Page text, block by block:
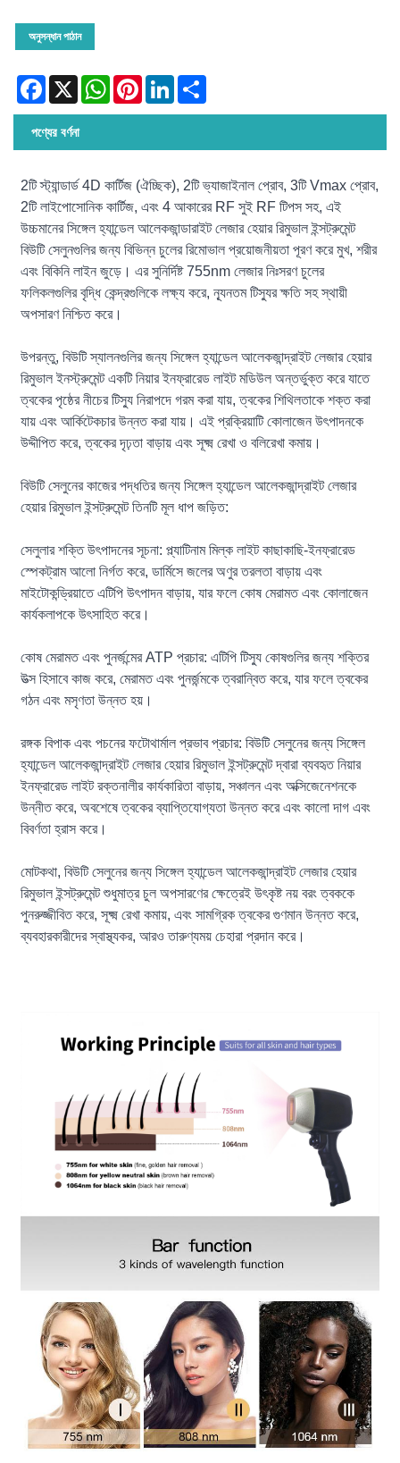
অনুসন্ধান পাঠান
Facebook
X WhatsAppPinterestLinkedIn
পণ্যের বর্ণনা
2টি স্ট্যান্ডার্ড 4D কার্টিজ (ঐচ্ছিক), 2টি ভ্যাজাইনাল প্রোব, 3টি Vmax প্রোব,
2টি লাইপোসোনিক কার্টিজ, এবং 4 আকারের RF সুই RF টিপস সহ, এই
উচ্চমানের সিঙ্গেল হ্যান্ডেল আলেকজান্ডারাইট লেজার হেয়ার রিমুভাল ইন্সট্রুমেন্ট
বিউটি সেলুনগুলির জন্য বিভিন্ন চুলের রিমোভাল প্রয়োজনীয়তা পূরণ করে মুখ, শরীর
এবং বিকিনি লাইন জুড়ে। এর সুনির্দিষ্ট 755nm লেজার নিঃসরণ চুলের
ফলিকলগুলির বৃদ্ধি কেন্দ্রগুলিকে লক্ষ্য করে, ন্যূনতম টিস্যুর ক্ষতি সহ স্থায়ী
অপসারণ নিশ্চিত করে।
উপরন্তু, বিউটি স্যালনগুলির জন্য সিঙ্গেল হ্যান্ডেল আলেকজান্দ্রাইট লেজার হেয়ার
রিমুভাল ইনস্ট্রুমেন্ট একটি নিয়ার ইনফ্রারেড লাইট মডিউল অন্তর্ভুক্ত করে যাতে
ত্বকের পৃষ্ঠের নীচের টিস্যু নিরাপদে গরম করা যায়, ত্বকের শিথিলতাকে শক্ত করা
যায় এবং আর্কিটেকচার উন্নত করা যায়। এই প্রক্রিয়াটি কোলাজেন উৎপাদনকে
উদ্দীপিত করে, ত্বকের দৃঢ়তা বাড়ায় এবং সূক্ষ্ম রেখা ও বলিরেখা কমায়।
বিউটি সেলুনের কাজের পদ্ধতির জন্য সিঙ্গেল হ্যান্ডেল আলেকজান্দ্রাইট লেজার
হেয়ার রিমুভাল ইন্সট্রুমেন্ট তিনটি মূল ধাপ জড়িত:
সেলুলার শক্তি উৎপাদনের সূচনা: প্ল্যাটিনাম মিল্ক লাইট কাছাকাছি-ইনফ্রারেড
স্পেকট্রাম আলো নির্গত করে, ডার্মিসে জলের অণুর তরলতা বাড়ায় এবং
মাইটোকন্ড্রিয়াতে এটিপি উৎপাদন বাড়ায়, যার ফলে কোষ মেরামত এবং কোলাজেন
কার্যকলাপকে উৎসাহিত করে।
কোষ মেরামত এবং পুনর্জন্মের ATP প্রচার: এটিপি টিস্যু কোষগুলির জন্য শক্তির
উত্স হিসাবে কাজ করে, মেরামত এবং পুনর্জন্মকে ত্বরান্বিত করে, যার ফলে ত্বকের
গঠন এবং মসৃণতা উন্নত হয়।
রঙ্গক বিপাক এবং পচনের ফটোথার্মাল প্রভাব প্রচার: বিউটি সেলুনের জন্য সিঙ্গেল
হ্যান্ডেল আলেকজান্দ্রাইট লেজার হেয়ার রিমুভাল ইন্সট্রুমেন্ট দ্বারা ব্যবহৃত নিয়ার
ইনফ্রারেড লাইট রক্তনালীর কার্যকারিতা বাড়ায়, সঞ্চালন এবং অক্সিজেনেশনকে
উন্নীত করে, অবশেষে ত্বকের ব্যাপ্তিযোগ্যতা উন্নত করে এবং কালো দাগ এবং
বিবর্ণতা হ্রাস করে।
মোটকথা, বিউটি সেলুনের জন্য সিঙ্গেল হ্যান্ডেল আলেকজান্দ্রাইট লেজার হেয়ার
রিমুভাল ইন্সট্রুমেন্ট শুধুমাত্র চুল অপসারণের ক্ষেত্রেই উৎকৃষ্ট নয় বরং ত্বককে
পুনরুজ্জীবিত করে, সূক্ষ্ম রেখা কমায়, এবং সামগ্রিক ত্বকের গুণমান উন্নত করে,
ব্যবহারকারীদের স্বাস্থ্যকর, আরও তারুণ্যময় চেহারা প্রদান করে।